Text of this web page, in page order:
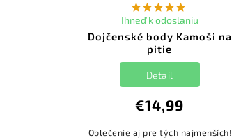
Dojčenské body Kamoši na
pitie
Ihneď k odoslaniu
€14,99
Detail
Oblečenie aj pre tých najmenších!